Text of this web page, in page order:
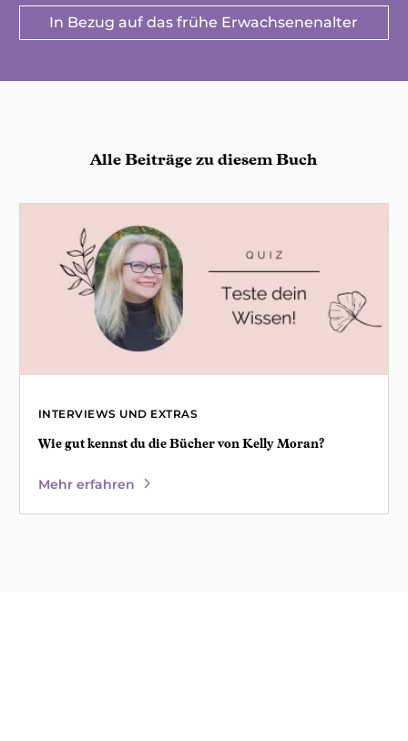
In Bezug auf das frühe Erwachsenenalter
Alle Beiträge zu diesem Buch
INTERVIEWS UND EXTRAS
Wie gut kennst du die Bücher von Kelly Moran?
Mehr erfahren